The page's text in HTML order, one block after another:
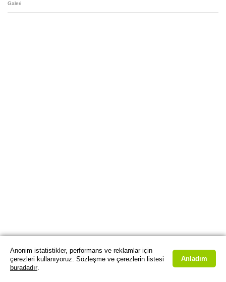
Galeri
Anonim istatistikler, performans ve reklamlar için
çerezleri kullanıyoruz. Sözleşme ve çerezlerin listesi
buradadır.
Anladım